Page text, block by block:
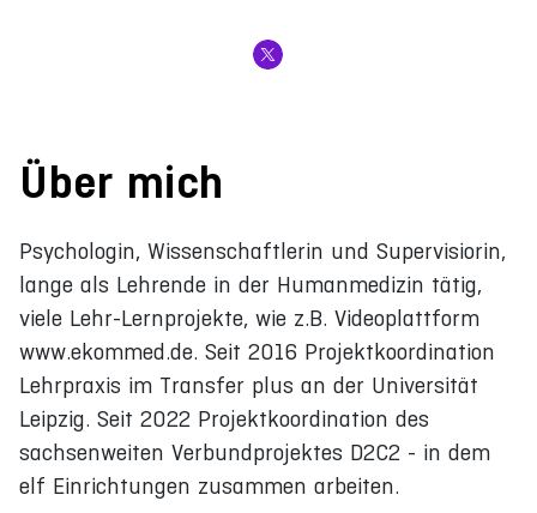
Über mich
Psychologin, Wissenschaftlerin und Supervisiorin,
lange als Lehrende in der Humanmedizin tätig,
viele Lehr-Lernprojekte, wie z.B. Videoplattform
www.ekommed.de. Seit 2016 Projektkoordination
Lehrpraxis im Transfer plus an der Universität
Leipzig. Seit 2022 Projektkoordination des
sachsenweiten Verbundprojektes D2C2 - in dem
elf Einrichtungen zusammen arbeiten.